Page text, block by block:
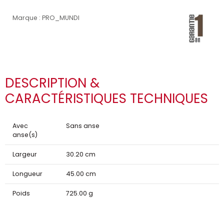
Marque : PRO_MUNDI
DESCRIPTION &
CARACTÉRISTIQUES TECHNIQUES
Avec
anse(s)
Sans anse
Largeur 30.20 cm
Longueur 45.00 cm
Poids 725.00 g